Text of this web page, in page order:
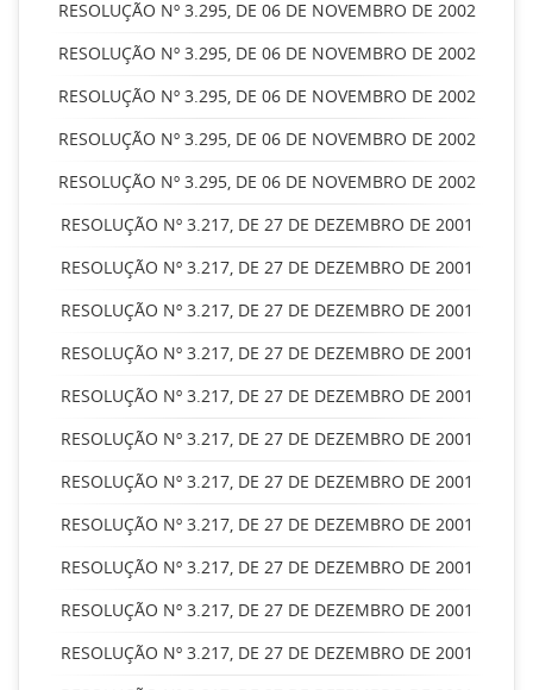
RESOLUÇÃO Nº 3.295, DE 06 DE NOVEMBRO DE 2002
RESOLUÇÃO Nº 3.295, DE 06 DE NOVEMBRO DE 2002
RESOLUÇÃO Nº 3.295, DE 06 DE NOVEMBRO DE 2002
RESOLUÇÃO Nº 3.295, DE 06 DE NOVEMBRO DE 2002
RESOLUÇÃO Nº 3.295, DE 06 DE NOVEMBRO DE 2002
RESOLUÇÃO Nº 3.217, DE 27 DE DEZEMBRO DE 2001
RESOLUÇÃO Nº 3.217, DE 27 DE DEZEMBRO DE 2001
RESOLUÇÃO Nº 3.217, DE 27 DE DEZEMBRO DE 2001
RESOLUÇÃO Nº 3.217, DE 27 DE DEZEMBRO DE 2001
RESOLUÇÃO Nº 3.217, DE 27 DE DEZEMBRO DE 2001
RESOLUÇÃO Nº 3.217, DE 27 DE DEZEMBRO DE 2001
RESOLUÇÃO Nº 3.217, DE 27 DE DEZEMBRO DE 2001
RESOLUÇÃO Nº 3.217, DE 27 DE DEZEMBRO DE 2001
RESOLUÇÃO Nº 3.217, DE 27 DE DEZEMBRO DE 2001
RESOLUÇÃO Nº 3.217, DE 27 DE DEZEMBRO DE 2001
RESOLUÇÃO Nº 3.217, DE 27 DE DEZEMBRO DE 2001